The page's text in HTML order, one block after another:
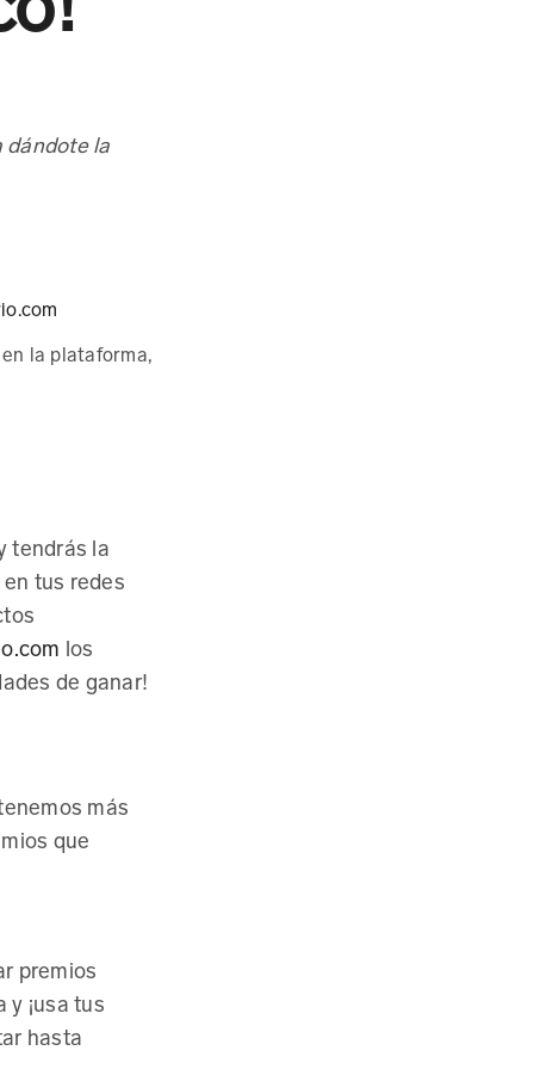
la
la plataforma,
tendrás la
tus redes
los
de ganar!
más
que
premios
y ¡usa tus
hasta